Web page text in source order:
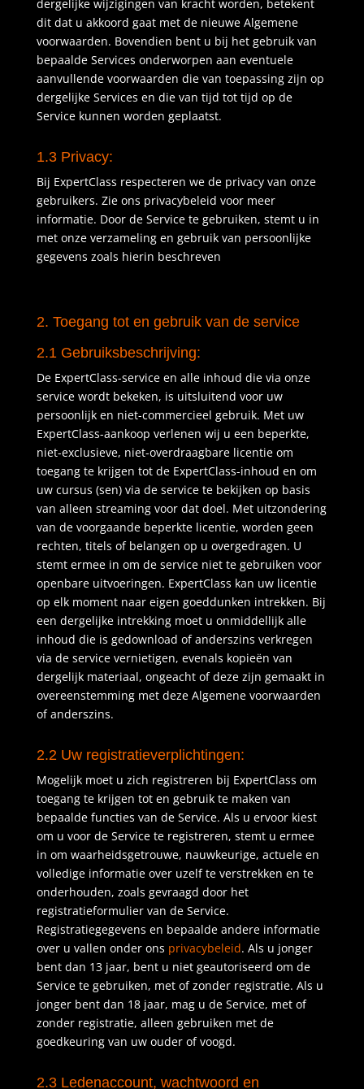
dergelijke wijzigingen van kracht worden, betekent
dit dat u akkoord gaat met de nieuwe Algemene
voorwaarden. Bovendien bent u bij het gebruik van
bepaalde Services onderworpen aan eventuele
aanvullende voorwaarden die van toepassing zijn op
dergelijke Services en die van tijd tot tijd op de
Service kunnen worden geplaatst.
1.3 Privacy:
Bij ExpertClass respecteren we de privacy van onze
gebruikers. Zie ons privacybeleid voor meer
informatie. Door de Service te gebruiken, stemt u in
met onze verzameling en gebruik van persoonlijke
gegevens zoals hierin beschreven
2. Toegang tot en gebruik van de service
2.1 Gebruiksbeschrijving:
De ExpertClass-service en alle inhoud die via onze
service wordt bekeken, is uitsluitend voor uw
persoonlijk en niet-commercieel gebruik. Met uw
ExpertClass-aankoop verlenen wij u een beperkte,
niet-exclusieve, niet-overdraagbare licentie om
toegang te krijgen tot de ExpertClass-inhoud en om
uw cursus (sen) via de service te bekijken op basis
van alleen streaming voor dat doel. Met uitzondering
van de voorgaande beperkte licentie, worden geen
rechten, titels of belangen op u overgedragen. U
stemt ermee in om de service niet te gebruiken voor
openbare uitvoeringen. ExpertClass kan uw licentie
op elk moment naar eigen goeddunken intrekken. Bij
een dergelijke intrekking moet u onmiddellijk alle
inhoud die is gedownload of anderszins verkregen
via de service vernietigen, evenals kopieën van
dergelijk materiaal, ongeacht of deze zijn gemaakt in
overeenstemming met deze Algemene voorwaarden
of anderszins.
2.2 Uw registratieverplichtingen:
Mogelijk moet u zich registreren bij ExpertClass om
toegang te krijgen tot en gebruik te maken van
bepaalde functies van de Service. Als u ervoor kiest
om u voor de Service te registreren, stemt u ermee
in om waarheidsgetrouwe, nauwkeurige, actuele en
volledige informatie over uzelf te verstrekken en te
onderhouden, zoals gevraagd door het
registratieformulier van de Service.
Registratiegegevens en bepaalde andere informatie
over u vallen onder ons privacybeleid. Als u jonger
bent dan 13 jaar, bent u niet geautoriseerd om de
Service te gebruiken, met of zonder registratie. Als u
jonger bent dan 18 jaar, mag u de Service, met of
zonder registratie, alleen gebruiken met de
goedkeuring van uw ouder of voogd.
2.3 Ledenaccount, wachtwoord en